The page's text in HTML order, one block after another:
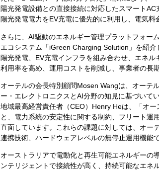
陽光発電設備との直接接続に対応したスマート
陽光発電電力をEV充電に優先的に利用し、電気料
さらに、AI駆動のエネルギー管理プラットフォー
エコシステム「iGreen Charging Solution」を紹
陽光発電、EV充電インフラを組み合わせ、エネ
利用率を高め、運用コストを削減し、事業者の長
オーテルの会長特別顧問Mosen Wangは、オーテ
ー・エレクトロニクスとAI分野の知見に基づいて
地域最高経営責任者（CEO）Henry Heは、「オ
と、電力系統の安定性に関する制約、フリート運
直面しています。これらの課題に対しては、オー
連携技術、ハードウェアレベルの無停止運用機能
オーストラリアで電動化と再生可能エネルギーの
ンテリジェントで接続性が高く、持続可能なエネ